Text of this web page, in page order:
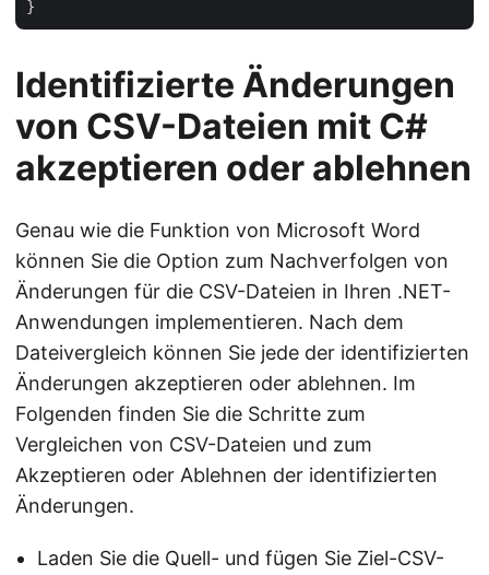
Identifizierte Änderungen
von CSV-Dateien mit C#
akzeptieren oder ablehnen
Genau wie die Funktion von Microsoft Word
können Sie die Option zum Nachverfolgen von
Änderungen für die CSV-Dateien in Ihren .NET-
Anwendungen implementieren. Nach dem
Dateivergleich können Sie jede der identifizierten
Änderungen akzeptieren oder ablehnen. Im
Folgenden finden Sie die Schritte zum
Vergleichen von CSV-Dateien und zum
Akzeptieren oder Ablehnen der identifizierten
Änderungen.
Laden Sie die Quell- und fügen Sie Ziel-CSV-